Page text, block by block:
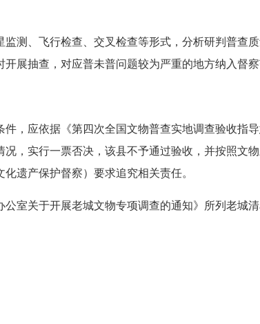
测、飞行检查、交叉检查等形式，分析研判普查
展抽查，对应普未普问题较为严重的地方纳入督察
，应依据《第四次全国文物普查实地调查验收指
，实行一票否决，该县不予通过验收，并按照文
遗产保护督察）要求追究相关责任。
室关于开展老城文物专项调查的通知》所列老城